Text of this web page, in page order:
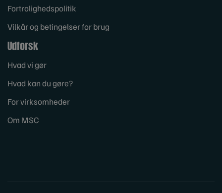
Fortrolighedspolitik
Vilkår og betingelser for brug
Udforsk
Hvad vi gør
Hvad kan du gøre?
For virksomheder
Om MSC